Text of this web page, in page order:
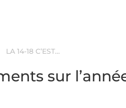
LA 14-18 C’EST…
sur